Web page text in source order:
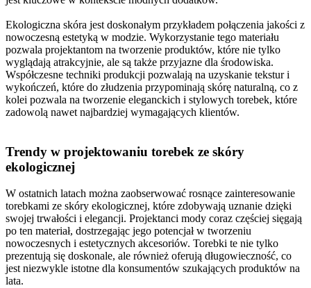
Ekologiczna skóra jest doskonałym przykładem połączenia jakości z
nowoczesną estetyką w modzie. Wykorzystanie tego materiału
pozwala projektantom na tworzenie produktów, które nie tylko
wyglądają atrakcyjnie, ale są także przyjazne dla środowiska.
Współczesne techniki produkcji pozwalają na uzyskanie tekstur i
wykończeń, które do złudzenia przypominają skórę naturalną, co z
kolei pozwala na tworzenie eleganckich i stylowych torebek, które
zadowolą nawet najbardziej wymagających klientów.
Trendy w projektowaniu torebek ze skóry
ekologicznej
W ostatnich latach można zaobserwować rosnące zainteresowanie
torebkami ze skóry ekologicznej, które zdobywają uznanie dzięki
swojej trwałości i elegancji. Projektanci mody coraz częściej sięgają
po ten materiał, dostrzegając jego potencjał w tworzeniu
nowoczesnych i estetycznych akcesoriów. Torebki te nie tylko
prezentują się doskonale, ale również oferują długowieczność, co
jest niezwykle istotne dla konsumentów szukających produktów na
lata.